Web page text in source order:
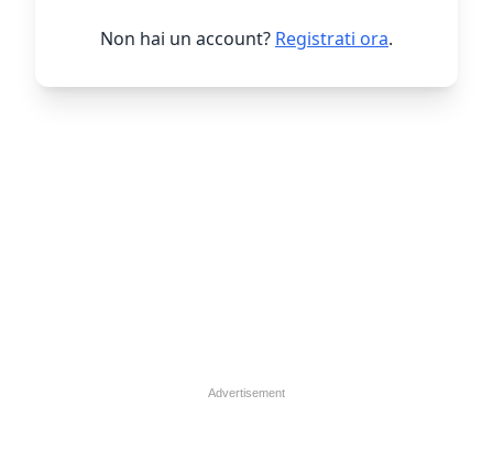
Non hai un account? Registrati ora.